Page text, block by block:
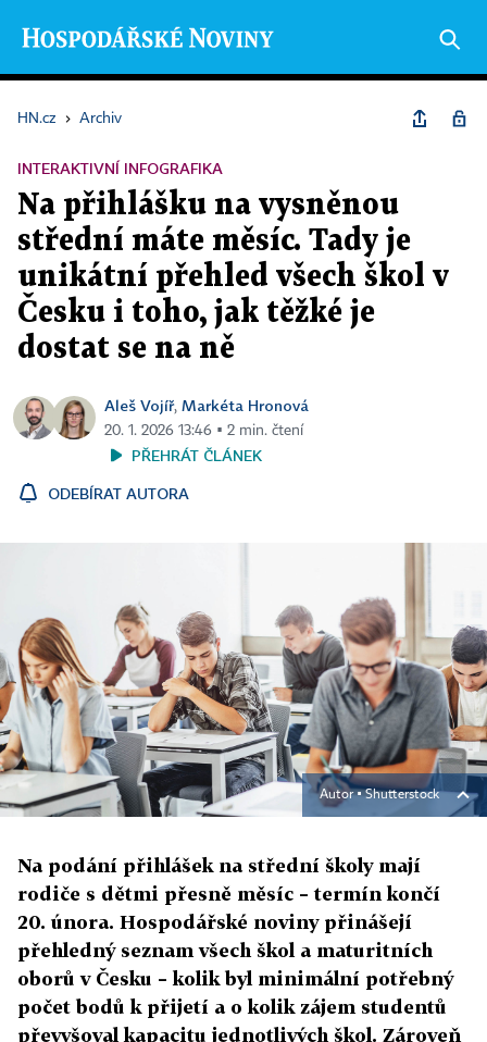
HN.cz › Archiv
INTERAKTIVNÍ INFOGRAFIKA
Na přihlášku na vysněnou
střední máte měsíc. Tady je
unikátní přehled všech škol v
Česku i toho, jak těžké je
dostat se na ně
Aleš Vojíř, Markéta Hronová
20. 1. 2026 13:46 ▪ 2 min. čtení
PŘEHRÁT ČLÁNEK
ODEBÍRAT AUTORA
Autor ▪Shutterstock
Na podání přihlášek na střední školy mají
rodiče s dětmi přesně měsíc – termín končí
20. února. Hospodářské noviny přinášejí
přehledný seznam všech škol a maturitních
oborů v Česku – kolik byl minimální potřebný
počet bodů k přijetí a o kolik zájem studentů
převyšoval kapacitu jednotlivých škol. Zároveň